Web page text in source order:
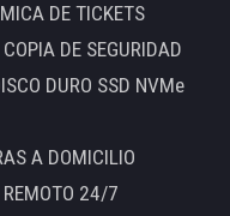
DE TICKETS
DE SEGURIDAD
DURO SSD NVMe
A DOMICILIO
REMOTO 24/7